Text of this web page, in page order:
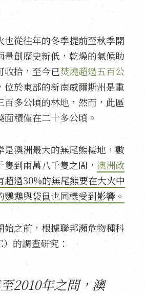
也從往年的冬季提前至秋季開
量創歷史新低，乾燥的氣候助
收拾，至今已焚燒超過五百公
位於東部的新南威爾斯州是重
百多公頃的林地，然而，此區
積僅在二十多公頃。
是澳洲最大的無尾熊棲地，數
到兩萬八千隻之間， 澳洲政
超過30%的無尾熊要在大火中
鵡與袋鼠也同樣受到影響。
始之前，根據聯邦瀕危物種科
的調查研究：
2010年之間，澳